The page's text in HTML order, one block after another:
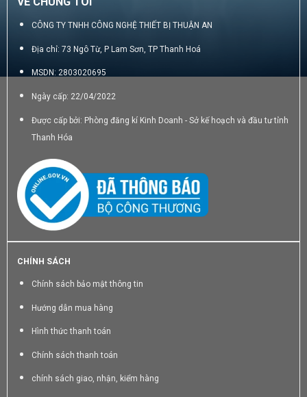
CÔNG TY TNHH CÔNG NGHỆ THIẾT BỊ THUẬN AN
Địa chỉ: 73 Ngô Từ, P Lam Sơn, TP Thanh Hoá
MSDN: 2803020695
Ngày cấp: 22/04/2022
Được cấp bởi: Phòng đăng kí Kinh Doanh - Sở kế hoạch và đầu tư tỉnh
Thanh Hóa
CHÍNH SÁCH
Chính sách bảo mật thông tin
Hướng dẫn mua hàng
Hình thức thanh toán
Chính sách thanh toán
chính sách giao, nhận, kiểm hàng